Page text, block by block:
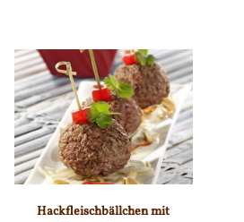
Hackfleischbällchen mit